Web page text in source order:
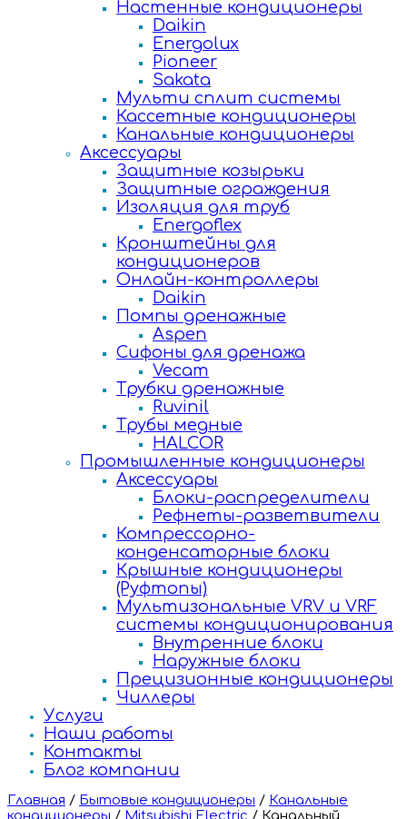
Настенные кондиционеры
Daikin
Energolux
Pioneer
Sakata
Мульти сплит системы
Кассетные кондиционеры
Канальные кондиционеры
Аксессуары
Защитные козырьки
Защитные ограждения
Изоляция для труб
Energoflex
Кронштейны для
кондиционеров
Онлайн-контроллеры
Daikin
Помпы дренажные
Aspen
Сифоны для дренажа
Vecam
Трубки дренажные
Ruvinil
Трубы медные
HALCOR
Промышленные кондиционеры
Аксессуары
Блоки-распределители
Рефнеты-разветвители
Компрессорно-
конденсаторные блоки
Крышные кондиционеры
(Руфтопы)
Мультизональные VRV и VRF
системы кондиционирования
Внутренние блоки
Наружные блоки
Прецизионные кондиционеры
Чиллеры
Услуги
Наши работы
Контакты
Блог компании
Главная / Бытовые кондиционеры / Канальные
кондиционеры / Mitsubishi Electric / Канальный